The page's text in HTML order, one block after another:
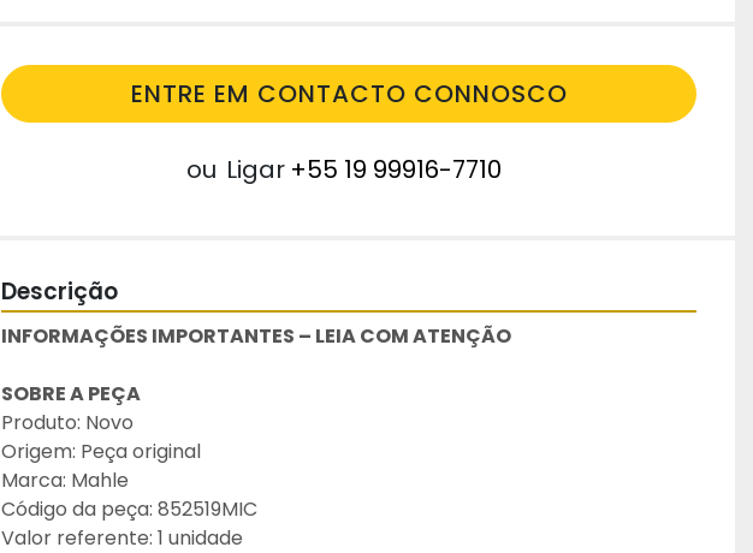
ENTRE EM CONTACTO CONNOSCO
ou Ligar +55 19 99916-7710
Descrição
INFORMAÇÕES IMPORTANTES – LEIA COM ATENÇÃO
SOBRE A PEÇA
Produto: Novo
Origem: Peça original
Marca: Mahle
Código da peça: 852519MIC
Valor referente: 1 unidade